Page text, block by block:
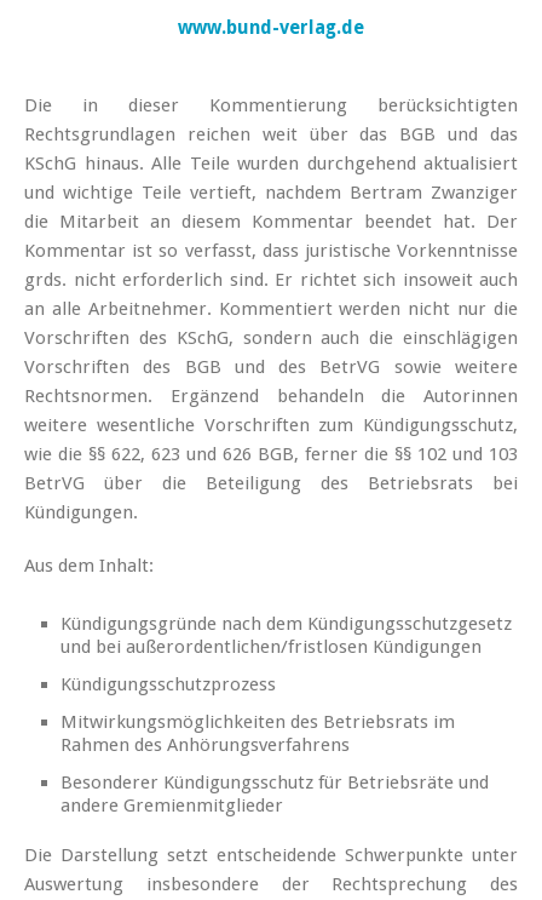
www.bund-verlag.de
Die in dieser Kommentierung berücksichtigten
Rechtsgrundlagen reichen weit über das BGB und das
KSchG hinaus. Alle Teile wurden durchgehend aktualisiert
und wichtige Teile vertieft, nachdem Bertram Zwanziger
die Mitarbeit an diesem Kommentar beendet hat. Der
Kommentar ist so verfasst, dass juristische Vorkenntnisse
grds. nicht erforderlich sind. Er richtet sich insoweit auch
an alle Arbeitnehmer. Kommentiert werden nicht nur die
Vorschriften des KSchG, sondern auch die einschlägigen
Vorschriften des BGB und des BetrVG sowie weitere
Rechtsnormen. Ergänzend behandeln die Autorinnen
weitere wesentliche Vorschriften zum Kündigungsschutz,
wie die §§ 622, 623 und 626 BGB, ferner die §§ 102 und 103
BetrVG über die Beteiligung des Betriebsrats bei
Kündigungen.
Aus dem Inhalt:
Kündigungsgründe nach dem Kündigungsschutzgesetz
und bei außerordentlichen/fristlosen Kündigungen
Kündigungsschutzprozess
Mitwirkungsmöglichkeiten des Betriebsrats im
Rahmen des Anhörungsverfahrens
Besonderer Kündigungsschutz für Betriebsräte und
andere Gremienmitglieder
Die Darstellung setzt entscheidende Schwerpunkte unter
Auswertung insbesondere der Rechtsprechung des